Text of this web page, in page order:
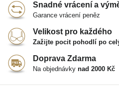
Snadné vrácení a
Garance vrácení peněz
Velikost pro každého
Zažijte pocit pohodlí po
Doprava Zdarma
Na objednávky nad 2000 Kč